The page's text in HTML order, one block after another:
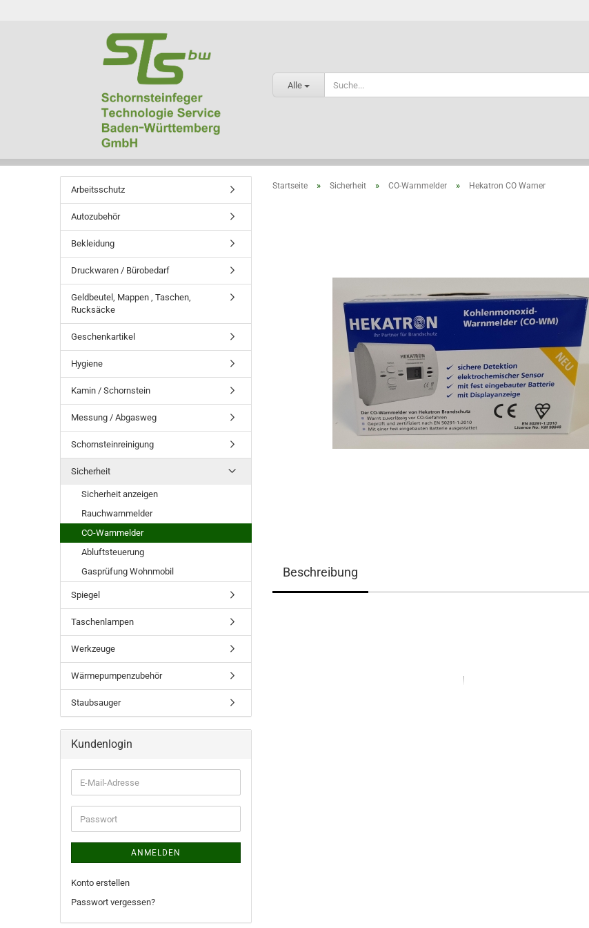
Alle
Startseite » Sicherheit » CO-Warnmelder » Hekatron CO Warner
Beschreibung
Arbeitsschutz
Autozubehör
Bekleidung
Druckwaren / Bürobedarf
Geldbeutel, Mappen , Taschen,
Rucksäcke
Geschenkartikel
Hygiene
Kamin / Schornstein
Messung / Abgasweg
Schornsteinreinigung
Sicherheit
Sicherheit anzeigen
Rauchwarnmelder
CO-Warnmelder
Abluftsteuerung
Gasprüfung Wohnmobil
Spiegel
Taschenlampen
Werkzeuge
Wärmepumpenzubehör
Staubsauger
Kundenlogin
ANMELDEN
Konto erstellen
Passwort vergessen?